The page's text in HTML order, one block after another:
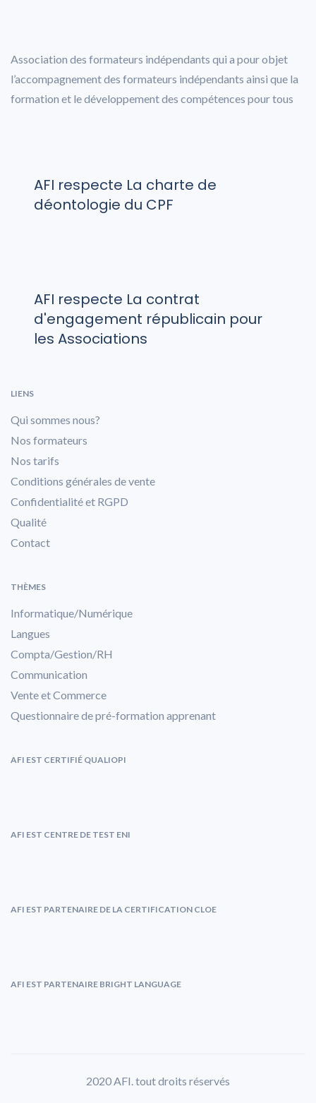
Association des formateurs indépendants qui a pour objet
l’accompagnement des formateurs indépendants ainsi que la
formation et le développement des compétences pour tous
AFI respecte La charte de
déontologie du CPF
AFI respecte La contrat
d'engagement républicain pour
les Associations
LIENS
Qui sommes nous?
Nos formateurs
Nos tarifs
Conditions générales de vente
Confidentialité et RGPD
Qualité
Contact
THÈMES
Informatique/Numérique
Langues
Compta/Gestion/RH
Communication
Vente et Commerce
Questionnaire de pré-formation apprenant
AFI EST CERTIFIÉ QUALIOPI
AFI EST CENTRE DE TEST ENI
AFI EST PARTENAIRE DE LA CERTIFICATION CLOE
AFI EST PARTENAIRE BRIGHT LANGUAGE
2020 AFI. tout droits réservés